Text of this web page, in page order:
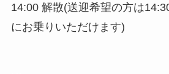
14:00 解散(送迎希望の方は
にお乗りいただけます)